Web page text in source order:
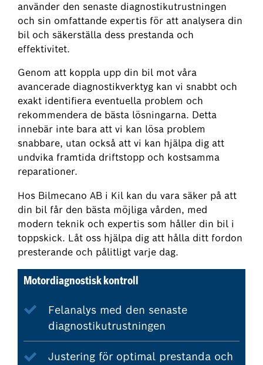
använder den senaste diagnostikutrustningen
och sin omfattande expertis för att analysera din
bil och säkerställa dess prestanda och
effektivitet.
Genom att koppla upp din bil mot våra
avancerade diagnostikverktyg kan vi snabbt och
exakt identifiera eventuella problem och
rekommendera de bästa lösningarna. Detta
innebär inte bara att vi kan lösa problem
snabbare, utan också att vi kan hjälpa dig att
undvika framtida driftstopp och kostsamma
reparationer.
Hos Bilmecano AB i Kil kan du vara säker på att
din bil får den bästa möjliga vården, med
modern teknik och expertis som håller din bil i
toppskick. Låt oss hjälpa dig att hålla ditt fordon
presterande och pålitligt varje dag.
Motordiagnostisk kontroll
Felanalys med den senaste
diagnostikutrustningen
Justering för optimal prestanda och